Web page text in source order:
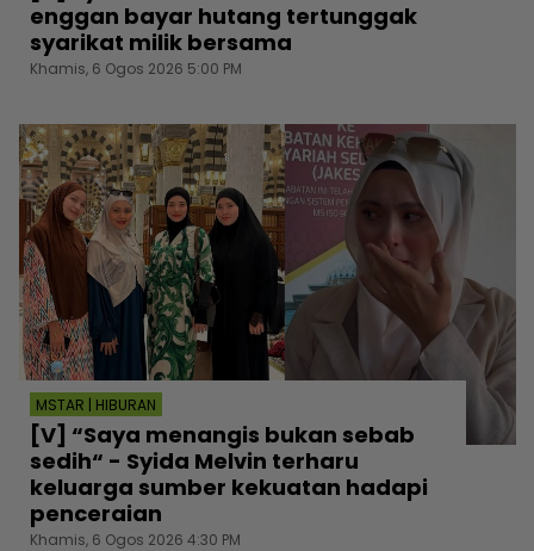
enggan bayar hutang tertunggak
syarikat milik bersama
Khamis, 6 Ogos 2026 5:00 PM
MSTAR | HIBURAN
[V] “Saya menangis bukan sebab
sedih“ - Syida Melvin terharu
keluarga sumber kekuatan hadapi
penceraian
Khamis, 6 Ogos 2026 4:30 PM